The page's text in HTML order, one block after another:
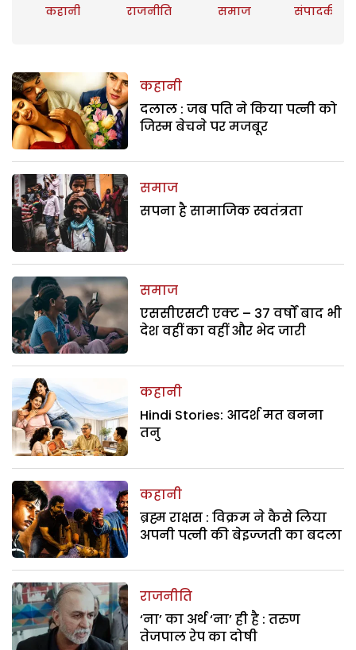
कहानी राजनीति समाज संपादकीय
कहानी
दलाल : जब पति ने किया पत्नी को
जिस्म बेचने पर मजबूर
समाज
सपना है सामाजिक स्वतंत्रता
समाज
एससीएसटी एक्ट – 37 वर्षों बाद भी
देश वहीं का वहीं और भेद जारी
कहानी
Hindi Stories: आदर्श मत बनना
तनु
कहानी
ब्रह्म राक्षस : विक्रम ने कैसे लिया
अपनी पत्नी की बेइज्जती का बदला
राजनीति
‘ना’ का अर्थ ‘ना’ ही है : तरुण
तेजपाल रेप का दोषी